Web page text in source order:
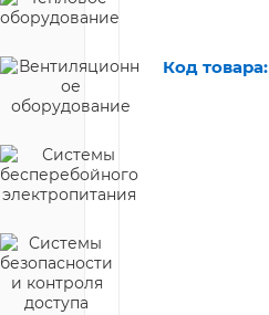
Код товара: